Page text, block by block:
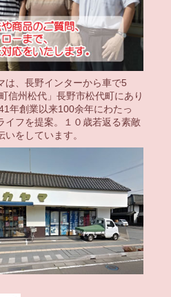
は、長野インターから車で5
信州松代」長野市松代町にあり
年創業以来100余年にわたっ
イフを提案。１０歳若返る素敵
をしています。